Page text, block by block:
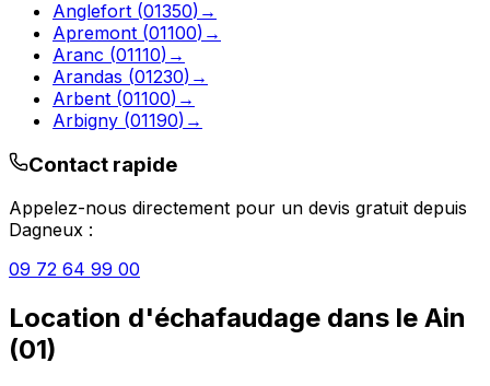
Anglefort (01350) →
Apremont (01100) →
Aranc (01110) →
Arandas (01230) →
Arbent (01100) →
Arbigny (01190) →
Contact rapide
Appelez-nous directement pour un devis gratuit depuis
Dagneux :
09 72 64 99 00
Location d'échafaudage dans le Ain
(01)